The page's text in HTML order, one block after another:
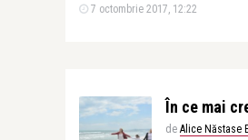
7 octombrie 2017, 12:22
În ce mai
de Alice Năstase